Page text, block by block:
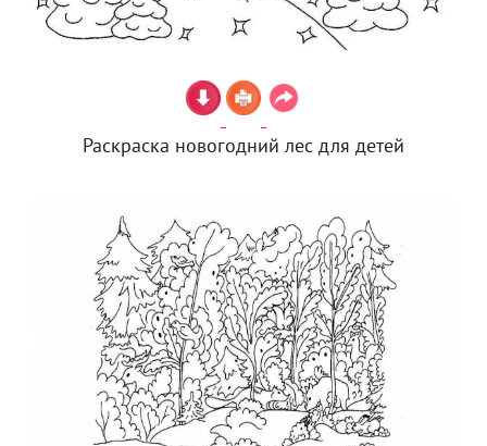
Раскраска новогодний лес для детей